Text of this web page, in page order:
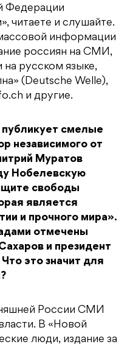
Федерации
читаете и слушайте.
информации
россиян на СМИ,
русском языке,
(Deutsche Welle),
и другие.
публикует смелые
независимого от
Муратов
Нобелевскую
свободы
является
и прочного мира».
отмечены
и президент
это значит для
России СМИ
В «Новой
люди, издание за